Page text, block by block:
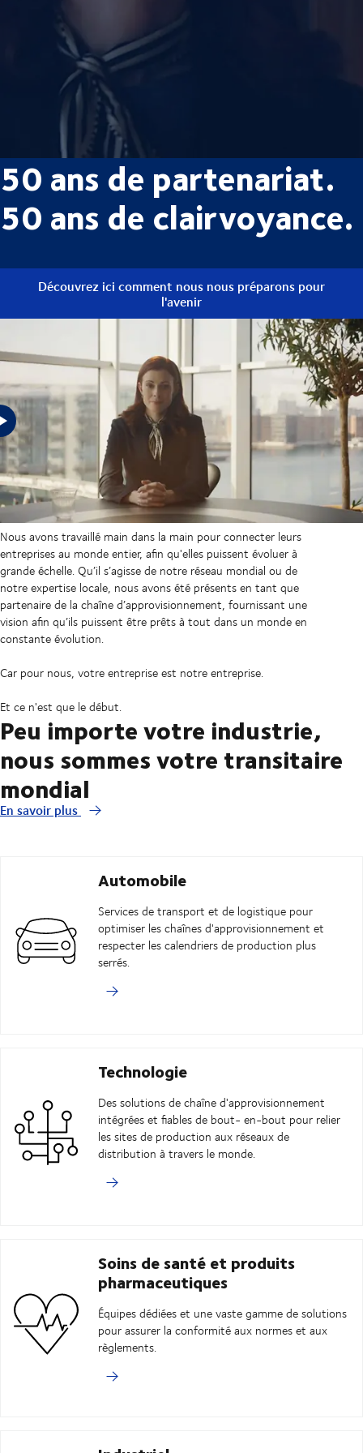
50 ans de partenariat.
50 ans de clairvoyance.
Découvrez ici comment nous nous préparons pour
l'avenir
Dans un monde incertain, les entreprises ont besoin de chaînes
d'approvisionnement préparées à toute éventualité, et c'est ce
que nous offrons à nos clients depuis plus d'un demi-siècle. Quel
que soit leur secteur d'activité. Quelle que soit leur taille.
Nous avons travaillé main dans la main pour connecter leurs
entreprises au monde entier, afin qu'elles puissent évoluer à
grande échelle. Qu’il s’agisse de notre réseau mondial ou de
notre expertise locale, nous avons été présents en tant que
partenaire de la chaîne d’approvisionnement, fournissant une
vision afin qu’ils puissent être prêts à tout dans un monde en
constante évolution.
Car pour nous, votre entreprise est notre entreprise.
Et ce n'est que le début.
Peu importe votre industrie,
nous sommes votre transitaire
mondial
En savoir plus
Automobile
Services de transport et de logistique pour
optimiser les chaînes d'approvisionnement et
respecter les calendriers de production plus
serrés.
Technologie
Des solutions de chaîne d'approvisionnement
intégrées et fiables de bout- en-bout pour relier
les sites de production aux réseaux de
distribution à travers le monde.
Soins de santé et produits
pharmaceutiques
Équipes dédiées et une vaste gamme de solutions
pour assurer la conformité aux normes et aux
règlements.